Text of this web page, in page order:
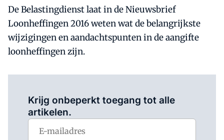
De Belastingdienst laat in de Nieuwsbrief
Loonheffingen 2016 weten wat de belangrijkste
wijzigingen en aandachtspunten in de aangifte
loonheffingen zijn.
Krijg onbeperkt toegang tot alle
artikelen.